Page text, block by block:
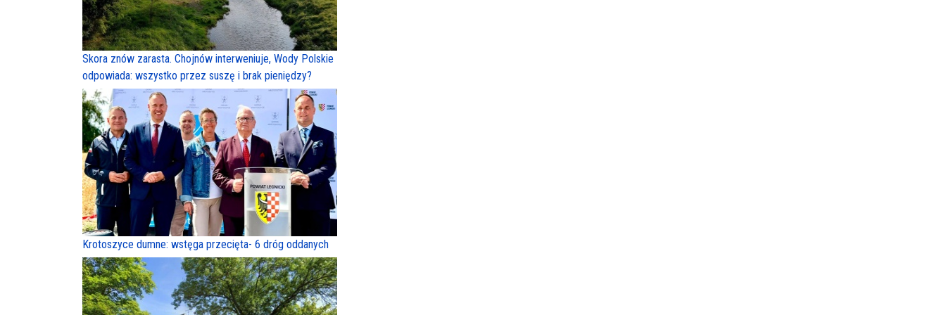
Skora znów zarasta. Chojnów interweniuje, Wody Polskie
odpowiada: wszystko przez suszę i brak pieniędzy?
Krotoszyce dumne: wstęga przecięta- 6 dróg oddanych